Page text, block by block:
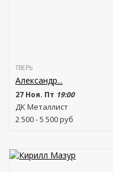
ТВЕРЬ
Александр...
27 Ноя. Пт 19:00
ДК Металлист
2 500 - 5 500руб